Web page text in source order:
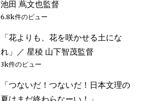
龍
谷
平
安
水
祥
平
池田 蔦文也監督
6.8k件のビュー
「花よりも、花を咲かせる土にな
れ」／ 星稜 山下智茂監督
3k件のビュー
「つないだ！つないだ！日本文理の